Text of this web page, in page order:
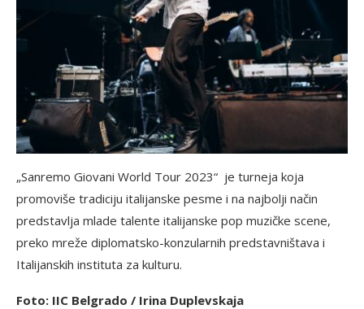
„Sanremo Giovani World Tour 2023“ je turneja koja
promoviše tradiciju italijanske pesme i na najbolji način
predstavlja mlade talente italijanske pop muzičke scene,
preko mreže diplomatsko-konzularnih predstavništava i
Italijanskih instituta za kulturu.
Foto: IIC Belgrado / Irina Duplevskaja